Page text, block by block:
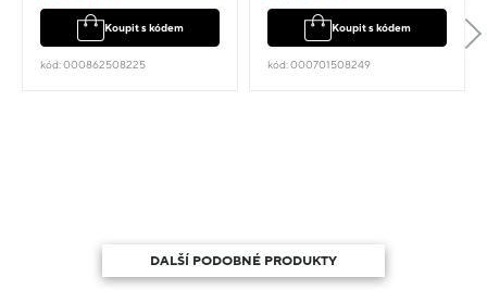
Koupit s kódem
kód: 000862508225
Koupit s kódem
kód: 000701508249
DALŠÍ PODOBNÉ PRODUKTY